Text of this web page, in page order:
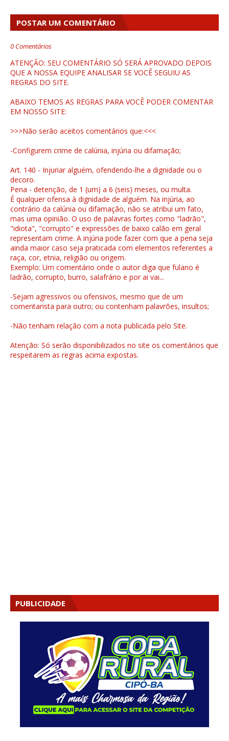
POSTAR UM COMENTÁRIO
0 Comentários
ATENÇÃO: SEU COMENTÁRIO SÓ SERÁ APROVADO DEPOIS
QUE A NOSSA EQUIPE ANALISAR SE VOCÊ SEGUIU AS
REGRAS DO SITE.
ABAIXO TEMOS AS REGRAS PARA VOCÊ PODER COMENTAR
EM NOSSO SITE:
>>>Não serão aceitos comentários que:<<<
-Configurem crime de calúnia, injúria ou difamação;
Art. 140 - Injuriar alguém, ofendendo-lhe a dignidade ou o
decoro.
Pena - detenção, de 1 (um) a 6 (seis) meses, ou multa.
É qualquer ofensa à dignidade de alguém. Na injúria, ao
contrário da calúnia ou difamação, não se atribui um fato,
mas uma opinião. O uso de palavras fortes como "ladrão",
"idiota", "corrupto" e expressões de baixo calão em geral
representam crime. A injúria pode fazer com que a pena seja
ainda maior caso seja praticada com elementos referentes a
raça, cor, etnia, religião ou origem.
Exemplo: Um comentário onde o autor diga que fulano é
ladrão, corrupto, burro, salafrário e por ai vai...
-Sejam agressivos ou ofensivos, mesmo que de um
comentarista para outro; ou contenham palavrões, insultos;
-Não tenham relação com a nota publicada pelo Site.
Atenção: Só serão disponibilizados no site os comentários que
respeitarem as regras acima expostas.
PUBLICIDADE